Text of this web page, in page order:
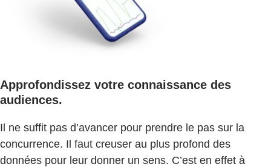
Approfondissez votre connaissance des
audiences.
Il ne suffit pas d’avancer pour prendre le pas sur la
concurrence. Il faut creuser au plus profond des
données pour leur donner un sens. C’est en effet à